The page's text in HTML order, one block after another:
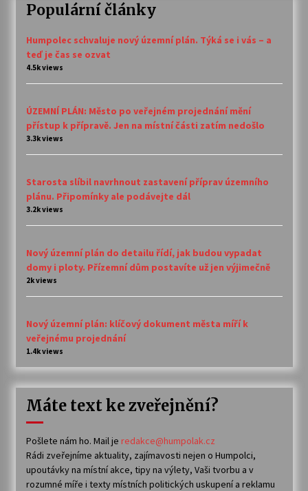
Populární články
Humpolec schvaluje nový územní plán. Týká se i vás – a
teď je čas se ozvat
4.5k views
ÚZEMNÍ PLÁN: Město po veřejném projednání mění
přístup k přípravě. Jen na místní části zatím nedošlo
3.3k views
Starosta slíbil navrhnout zastavení příprav územního
plánu. Připomínky ale podávejte dál
3.2k views
Nový územní plán do detailu řídí, jak budou vypadat
domy i ploty. Přízemní dům postavíte už jen výjimečně
2k views
Nový územní plán: klíčový dokument města míří k
veřejnému projednání
1.4k views
Máte text ke zveřejnění?
Pošlete nám ho. Mail je redakce@humpolak.cz
Rádi zveřejníme aktuality, zajímavosti nejen o Humpolci,
upoutávky na místní akce, tipy na výlety, Vaši tvorbu a v
rozumné míře i texty místních politických uskupení a reklamu